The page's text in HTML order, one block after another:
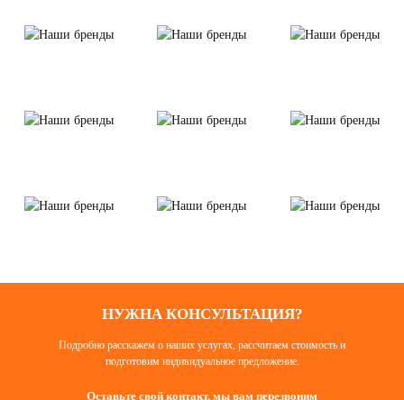
НУЖНА КОНСУЛЬТАЦИЯ?
Подробно расскажем о наших услугах, рассчитаем стоимость и
подготовим индивидуальное предложение.
Оставьте свой контакт, мы вам перезвоним